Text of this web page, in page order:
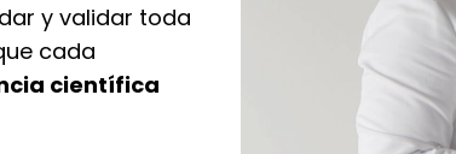
y validar toda
cada
científica